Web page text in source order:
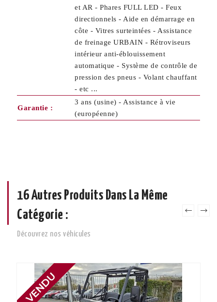
et AR - Phares FULL LED - Feux
directionnels - Aide en démarrage en
côte - Vitres surteintées - Assistance
de freinage URBAIN - Rétroviseurs
intérieur anti-éblouissement
automatique - Système de contrôle de
pression des pneus - Volant chauffant
- etc ...
Garantie :
3 ans (usine) - Assistance à vie
(européenne)
16 Autres Produits Dans La Même
Catégorie :
Découvrez nos véhicules